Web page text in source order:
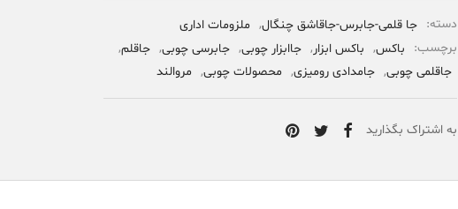
دسته: جا قلمی-جابرس-جاقاشق چنگال, ملزومات اداری
برچسب:
باکس, باکس ابزار , جاابزار چوبی, جابرسی چوبی, جاقلم,
جاقلمی چوبی, جامدادی رومیزی, محصولات چوبی, مروالند
به اشتراک بگذارید